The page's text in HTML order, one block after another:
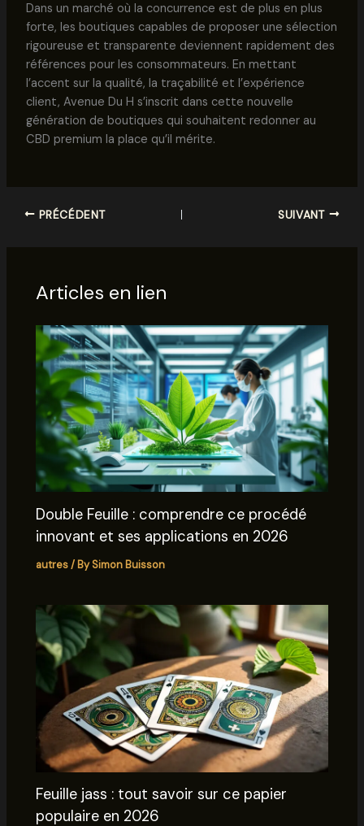
Dans un marché où la concurrence est de plus en plus
forte, les boutiques capables de proposer une sélection
rigoureuse et transparente deviennent rapidement des
références pour les consommateurs. En mettant
l’accent sur la qualité, la traçabilité et l’expérience
client, Avenue Du H s’inscrit dans cette nouvelle
génération de boutiques qui souhaitent redonner au
CBD premium la place qu’il mérite.
PRÉCÉDENT SUIVANT
Articles en lien
Double Feuille : comprendre ce procédé
innovant et ses applications en 2026
autres/ BySimon Buisson
Feuille jass : tout savoir sur ce papier
populaire en 2026